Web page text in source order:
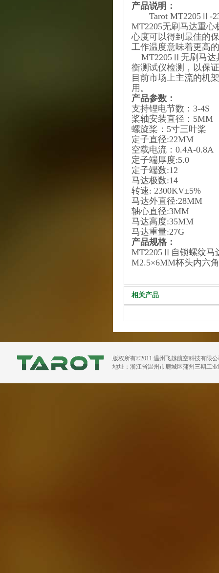
产品说明：
Tarot MT2205Ⅱ-
MT2205无刷马达重
心度可以得到最佳的
工作温度意味着更高
MT2205Ⅱ无刷马达
衡测试仪检测，以保
目前市场上主流的机
用。
产品参数：
支持锂电节数：3-4S
桨轴安装直径：5MM
螺旋桨：5寸三叶桨
定子直径:22MM
空载电流：0.4A-0.8A
定子端厚度:5.0
定子端数:12
马达极数:14
转速: 2300KV±5%
马达外直径:28MM
轴心直径:3MM
马达高度:35MM
马达重量:27G
产品规格：
MT2205Ⅱ自锁螺纹马
M2.5×6MM杯头内六
相关产品
版权所有©2011 温州飞越航空科技有限
地址：浙江省温州市鹿城区蒲州三期工业